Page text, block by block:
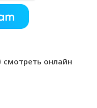
смотреть онлайн